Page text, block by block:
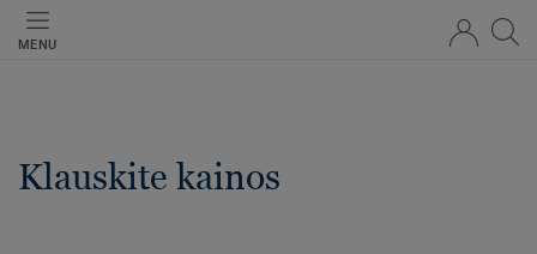
MENU
Klauskite kainos